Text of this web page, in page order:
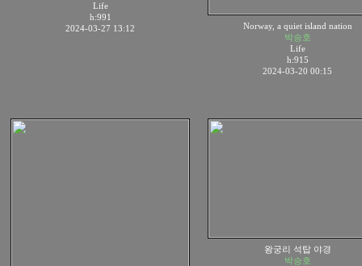
Life
h:991
2024-03-27 13:12
Norway, a quiet island nation
박승호
Life
h:915
2024-03-20 00:15
왕궁리 석탑 야경
박승호